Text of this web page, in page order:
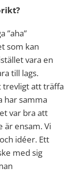
”aha”
som kan
vara en
till lags.
trevligt att träffa
har samma
var bra att
är ensam. Vi
idéer. Ett
med sig